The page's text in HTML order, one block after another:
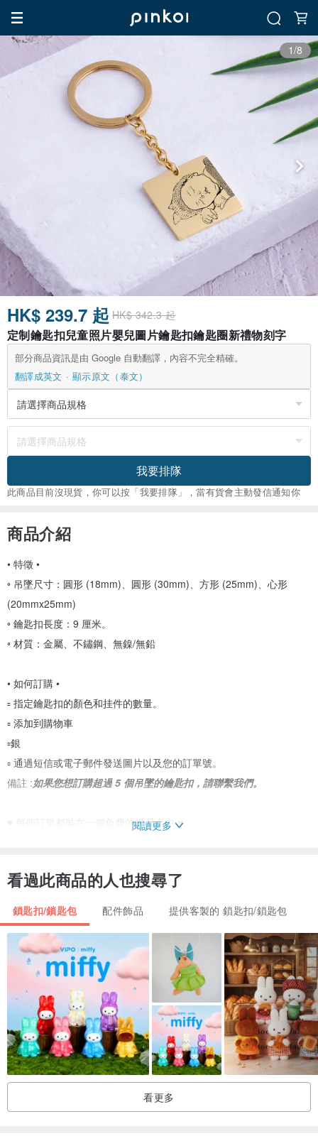
1/8
HK$ 239.7 起 HK$ 342.3 起
定制鑰匙扣兒童照片嬰兒圖片鑰匙扣鑰匙圈新禮物刻字
部分商品資訊是由 Google 自動翻譯，內容不完全精確。
翻譯成英文
顯示原文（泰文）
我要排隊
此商品目前沒現貨，你可以按「我要排隊」，當有貨會主動發信通知你
商品介紹
• 特徵 •
◦ 吊墜尺寸：圓形 (18mm)、圓形 (30mm)、方形 (25mm)、心形
(20mmx25mm)
◦ 鑰匙扣長度：9 厘米。
◦ 材質：金屬、不鏽鋼、無鎳/無鉛
• 如何訂購 •
▫️ 指定鑰匙扣的顏色和挂件的數量。
▫️ 添加到購物車
▫️銀
▫️ 通過短信或電子郵件發送圖片以及您的訂單號。
備註 :如果您想訂購超過 5 個吊墜的鑰匙扣，請聯繫我們。
♥ 每個訂單都裝在一個免費的禮品盒中 ♥
▫ 2-4 個工作日
• 交貨期 •
▫ 泰國：1-3 個工作日
▫ 亞洲：大約 5-14 個工作日
▫ 歐洲/美洲：大約 10-21 個工作日。
• 快遞服務 •
►通過 FedEx IP◄
▫ 3-7 個工作日
閱讀更多
看過此商品的人也搜尋了
鎖匙扣/鎖匙包 配件飾品 提供客製的 鎖匙扣/鎖匙包
看更多